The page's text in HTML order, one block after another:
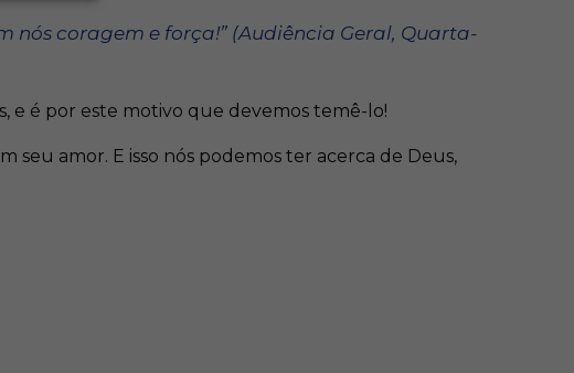
nós coragem e força!” (Audiência Geral, Quarta-
e é por este motivo que devemos temê-lo!
seu amor. E isso nós podemos ter acerca de Deus,